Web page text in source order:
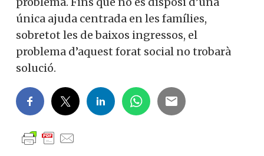
única ajuda centrada en les famílies,
sobretot les de baixos ingressos, el
problema d’aquest forat social no trobarà
solució.